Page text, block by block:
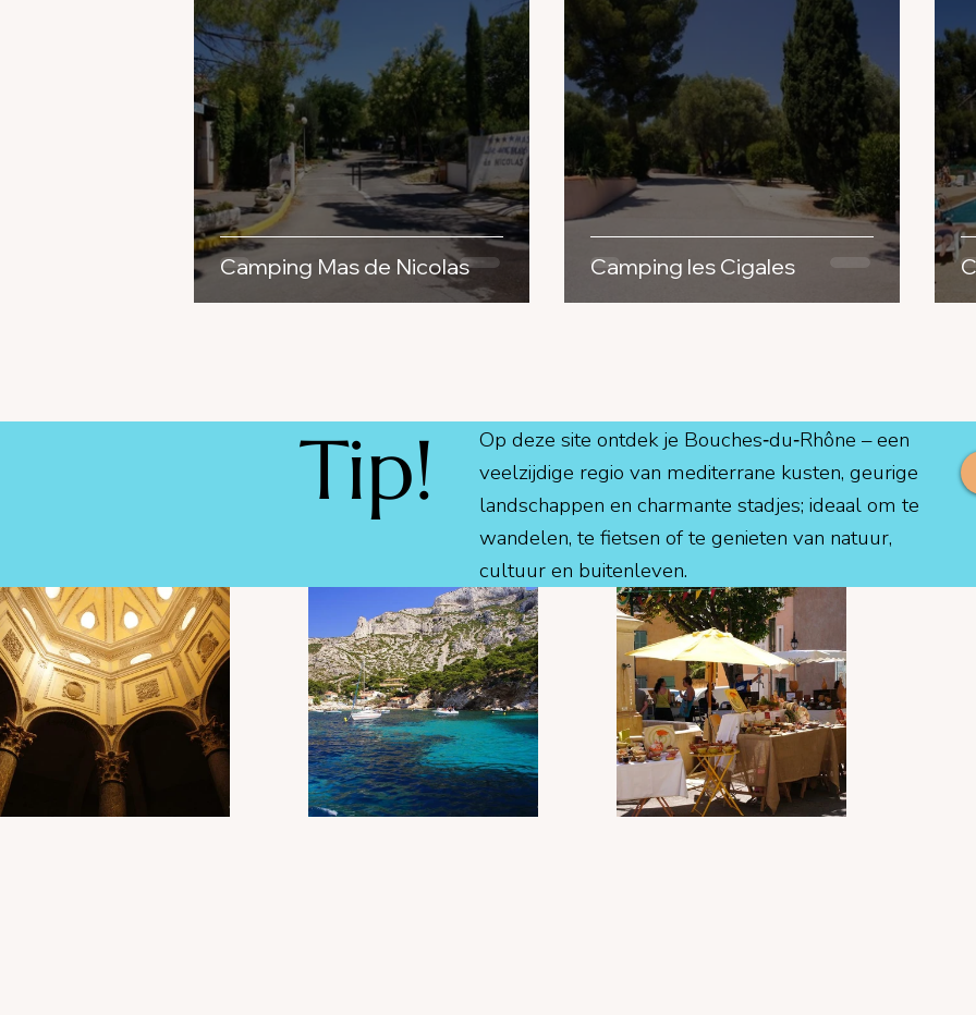
Camping Mas de Nicolas Camping les Cigales
Tip!
Op deze site ontdek je Bouches‑du‑Rhône – een
veelzijdige regio van mediterrane kusten, geurige
landschappen en charmante stadjes; ideaal om te
wandelen, te fietsen of te genieten van natuur,
cultuur en buitenleven.